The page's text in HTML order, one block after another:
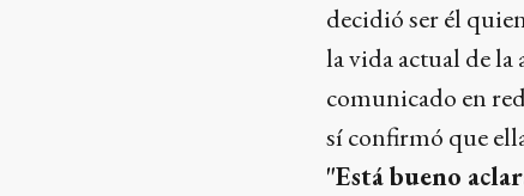
decidió ser él
la vida actual de la
comunicado en
sí confirmó que
"Está bueno